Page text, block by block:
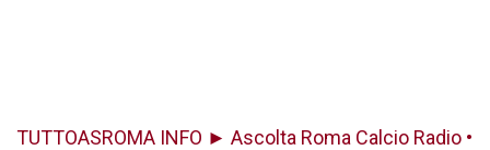
TUTTOASROMA INFO ► Ascolta Roma Calcio Radio •